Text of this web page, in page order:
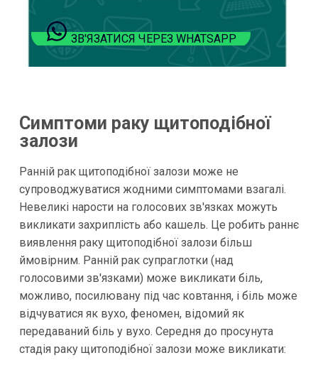
ЗВ'ЯЗАТИСЯ ЧЕРЕЗ WHATSAPP
Симптоми раку щитоподібної
залози
Ранній рак щитоподібної залози може не
супроводжуватися жодними симптомами взагалі.
Невеликі нарости на голосових зв'язках можуть
викликати захриплість або кашель. Це робить раннє
виявлення раку щитоподібної залози більш
ймовірним. Ранній рак супраглотки (над
голосовими зв'язками) може викликати біль,
можливо, посилювану під час ковтання, і біль може
відчуватися як вухо, феномен, відомий як
передаваний біль у вухо. Середня до просунута
стадія раку щитоподібної залози може викликати: